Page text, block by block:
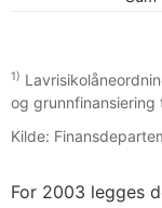
1)
og grunnfinansiering
Kilde:
For 2003 legges